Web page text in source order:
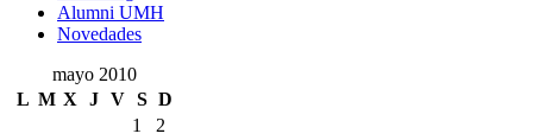
Alumni UMH
Novedades
mayo 2010
L M X J V S D
1
2